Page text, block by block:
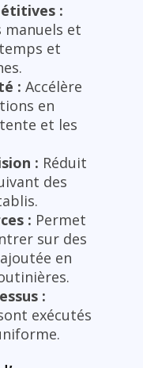
:
manuels et
et
: Accélère
en
et les
: Réduit
des
: Permet
sur des
en
:
exécutés